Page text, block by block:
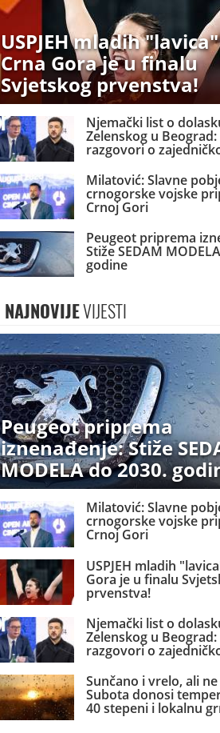
USPJEH mladih
Crna Gora je u finalu
Svjetskog prvenstva!
Njemački list o
Zelenskog u
razgovori o
dronova u Srbiji
Milatović: Slavne
crnogorske vojske
Crnoj Gori
Peugeot priprema
Stiže SEDAM
godine
NAJNOVIJEVIJESTI
Peugeot priprema
iznenađenje: Stiže
MODELA do 2030.
Milatović: Slavne
crnogorske vojske
Crnoj Gori
USPJEH mladih
Gora je u finalu
prvenstva!
Njemački list o
Zelenskog u
razgovori o
dronova u Srbiji
Sunčano i vrelo, ali
Subota donosi
40 stepeni i lokalnu